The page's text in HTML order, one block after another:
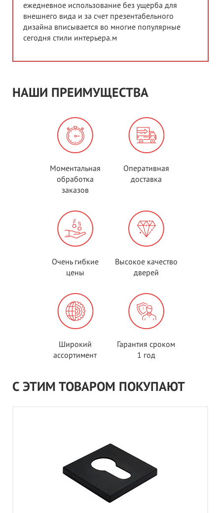
ежедневное использование без ущерба для
внешнего вида и за счет презентабельного
дизайна вписывается во многие популярные
сегодня стили интерьера.м
НАШИ ПРЕИМУЩЕСТВА
Моментальная
обработка
заказов
Оперативная
доставка
Очень гибкие
цены
Высокое качество
дверей
Широкий
ассортимент
Гарантия сроком
1 год
С ЭТИМ ТОВАРОМ ПОКУПАЮТ